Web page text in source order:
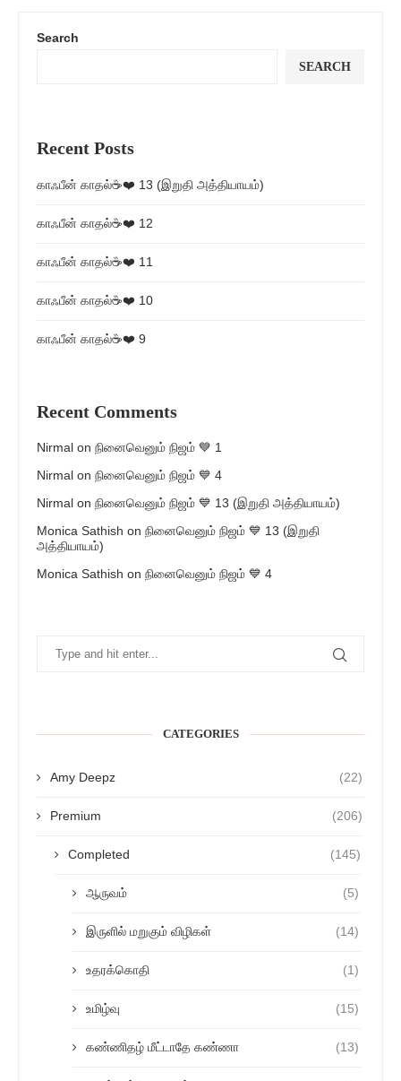
Search
SEARCH
Recent Posts
காஃபீன் காதல்☕❤️ 13 (இறுதி அத்தியாயம்)
காஃபீன் காதல்☕❤️ 12
காஃபீன் காதல்☕❤️ 11
காஃபீன் காதல்☕❤️ 10
காஃபீன் காதல்☕❤️ 9
Recent Comments
Nirmal on நினைவெனும் நிஜம் 💙 1
Nirmal on நினைவெனும் நிஜம் 💙 4
Nirmal on நினைவெனும் நிஜம் 💙 13 (இறுதி அத்தியாயம்)
Monica Sathish on நினைவெனும் நிஜம் 💙 13 (இறுதி
அத்தியாயம்)
Monica Sathish on நினைவெனும் நிஜம் 💙 4
CATEGORIES
Amy Deepz (22)
Premium (206)
Completed (145)
ஆருவம் (5)
இருளில் மறுகும் விழிகள் (14)
உதரக்கொதி (1)
உமிழ்வு (15)
கண்ணிதழ் மீட்டாதே கண்ணா (13)